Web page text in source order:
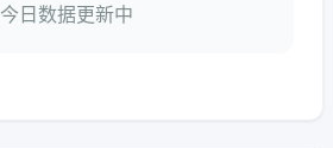
今日数据更新中